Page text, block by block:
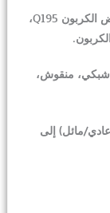
السلك الأسود، مصنوع عادة من الفولاذ منخفض الكربون Q195،
منقوش،
(نسيج عادي/مائل) إلى